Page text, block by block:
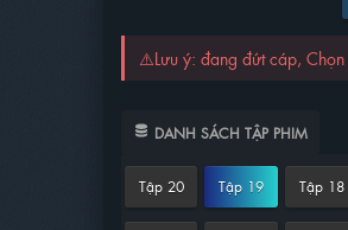
⚠️Lưu ý: đang đứt cáp,
DANH SÁCH TẬP PHIM
Tập 20 Tập 19 Tập 18